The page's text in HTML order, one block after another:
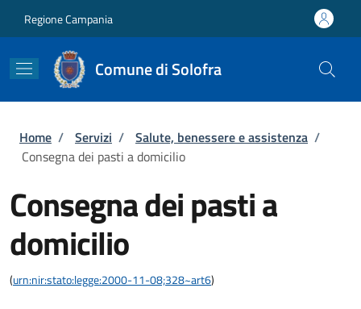
Regione Campania
Comune di Solofra
Briciole di pane
Home / Servizi / Salute, benessere e assistenza /
Consegna dei pasti a domicilio
Consegna dei pasti a
domicilio
(urn:nir:stato:legge:2000-11-08;328~art6)